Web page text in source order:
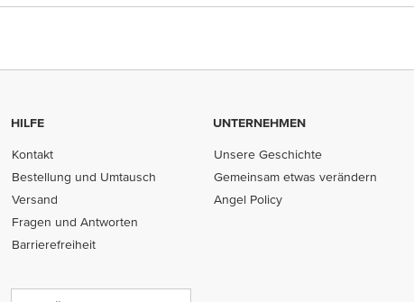
HILFE
Kontakt
Bestellung und Umtausch
Versand
Fragen und Antworten
Barrierefreiheit
UNTERNEHMEN
Unsere Geschichte
Gemeinsam etwas verändern
Angel Policy